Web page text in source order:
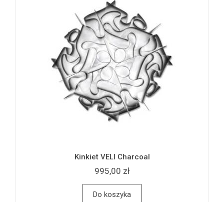
Kinkiet VELI Charcoal
995,00 zł
Do koszyka